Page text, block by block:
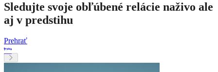
Sledujte svoje obľúbené relácie naživo ale
aj v predstihu
Prehrať